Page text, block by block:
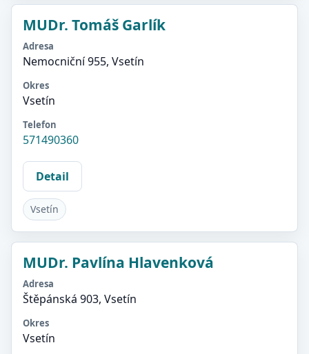
MUDr. Tomáš Garlík
Adresa
Nemocniční 955, Vsetín
Okres
Vsetín
Telefon
571490360
Detail
Vsetín
MUDr. Pavlína Hlavenková
Adresa
Štěpánská 903, Vsetín
Okres
Vsetín